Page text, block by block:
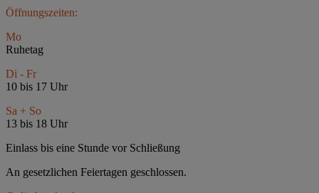
Öffnungszeiten:
Mo
Ruhetag
Di - Fr
10 bis 17 Uhr
Sa + So
13 bis 18 Uhr
Einlass bis eine Stunde vor Schließung
An gesetzlichen Feiertagen geschlossen.